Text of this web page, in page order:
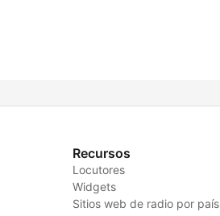
Recursos
Locutores
Widgets
Sitios web de radio por país